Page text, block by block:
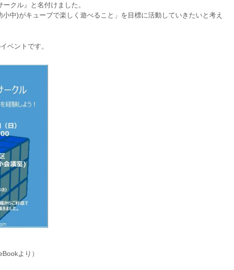
ークル』と名付けました。
小中)がキューブで楽しく遊べること」を目標に活動していきたいと考え
ベントです。
より）